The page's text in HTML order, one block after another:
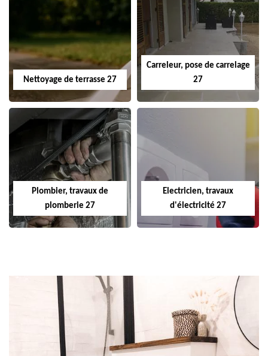
Nettoyage de terrasse 27
Carreleur, pose de carrelage
27
Plombier, travaux de
plomberie 27
Electricien, travaux
d'électricité 27